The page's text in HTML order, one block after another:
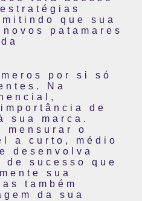
que sua
patamares
por si só
Na
de
sua marca.
mensurar o
a curto, médio
desenvolva
de sucesso que
sua
também
da sua